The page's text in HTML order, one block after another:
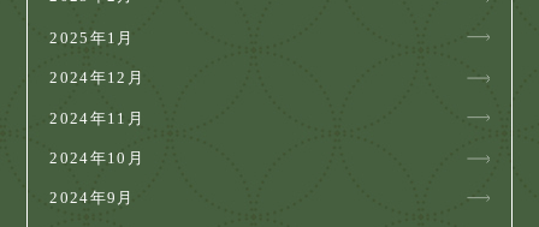
2025年1月
2024年12月
2024年11月
2024年10月
2024年9月